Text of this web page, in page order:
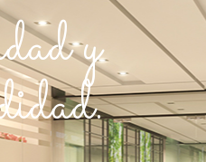
y